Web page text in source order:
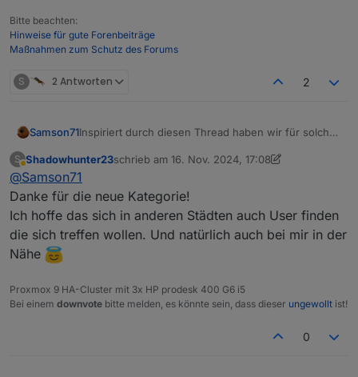
Bitte beachten:
Hinweise für gute Forenbeiträge
Maßnahmen zum Schutz des Forums
S 2 Antworten 2
Samson71Inspiriert durch diesen Thread haben wir für solche
um solchen Auszutauschen einen Raum zu geben.
Ich habe diesen Beitrag daher mal verschoben ;)
S
Abwesend
Shadowhunter23schrieb am 16. Nov. 2024, 17:08
zuletzt editiert von Shadowhunter23
@Samson71
Danke für die neue Kategorie!
Ich hoffe das sich in anderen Städten auch User finden
die sich treffen wollen. Und natürlich auch bei mir in der
Nähe
Proxmox 9 HA-Cluster mit 3x HP prodesk 400 G6 i5
Bei einem downvote bitte melden, es könnte sein, dass dieser ungewollt ist!
0